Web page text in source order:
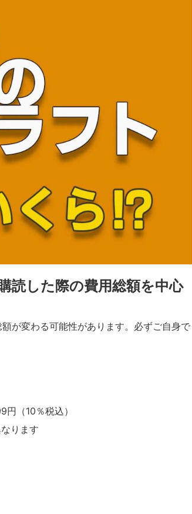
読した際の費用総額を中心
が変わる可能性があります。必ずご自身で
（10％税込）
ります